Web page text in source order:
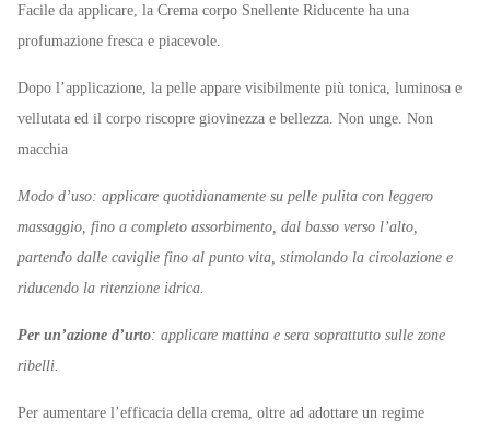
Facile da applicare, la Crema corpo Snellente Riducente ha una
profumazione fresca e piacevole.
Dopo l’applicazione, la pelle appare visibilmente più tonica, luminosa e
vellutata ed il corpo riscopre giovinezza e bellezza. Non unge. Non
macchia
Modo d’uso: applicare quotidianamente su pelle pulita con leggero
massaggio, fino a completo assorbimento, dal basso verso l’alto,
partendo dalle caviglie fino al punto vita, stimolando la circolazione e
riducendo la ritenzione idrica.
Per un’azione d’urto: applicare mattina e sera soprattutto sulle zone
ribelli.
Per aumentare l’efficacia della crema, oltre ad adottare un regime